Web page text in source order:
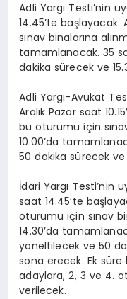
Adli Yargı Testi’nin
14.45’te başlayacak.
sınav binalarına
tamamlanacak. 35
dakika sürecek ve
Adli Yargı-Avukat
Aralık Pazar saat
bu oturumu için
10.00’da
50 dakika sürecek ve
İdari Yargı Testi’nin
saat 14.45’te
oturumu için sınav
14.30’da
yöneltilecek ve 50
sona erecek. Ek
adaylara, 2, 3 ve 4.
verilecek.